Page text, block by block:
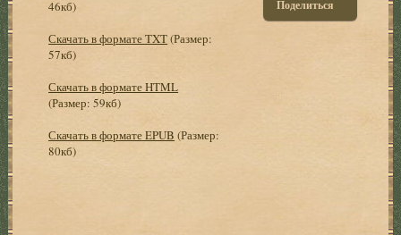
46кб)
Скачать в формате TXT(Размер:
57кб)
Скачать в формате HTML
(Размер: 59кб)
Скачать в формате EPUB (Размер:
80кб)
Поделиться